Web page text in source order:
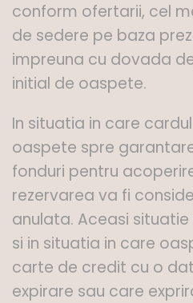
conform ofertarii, cel
de sedere pe baza
impreuna cu dovada
initial de oaspete.
In situatia in care
oaspete spre
fonduri pentru
rezervarea va fi
anulata. Aceasi
si in situatia in care
carte de credit cu o
expirare sau care